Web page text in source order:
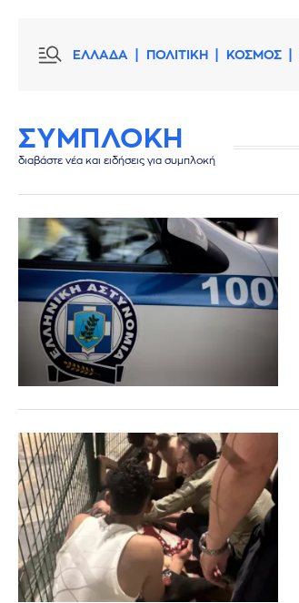
ΕΛΛΑΔΑ ΠΟΛΙΤΙΚΗ ΚΟΣΜΟΣ
ΣΥΜΠΛΟΚΗ
διαβάστε νέα και ειδήσεις για συμπλοκή